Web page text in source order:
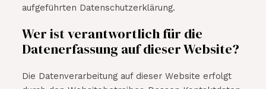
aufgeführten Datenschutzerklärung.
Wer ist verantwortlich für die
Datenerfassung auf dieser Website?
Die Datenverarbeitung auf dieser Website erfolgt